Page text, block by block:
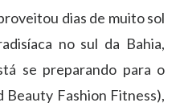
dias de muito sol
no sul da Bahia,
se preparando para o
Beauty Fashion Fitness),